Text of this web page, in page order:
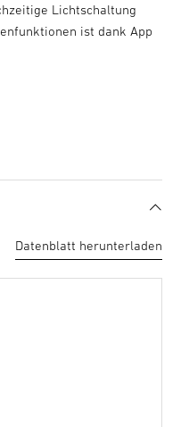
Lichtschaltung
ist dank App
Datenblatt herunterladen